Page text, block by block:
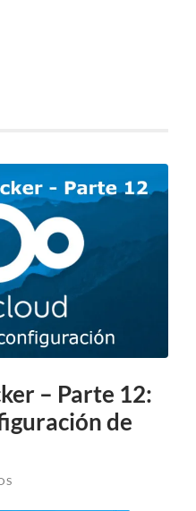
– Parte 12:
de